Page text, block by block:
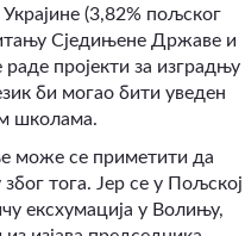
(3,82% пољског
Сједињене Државе и
пројекти за изградњу
би могао бити уведен
школама.
може се приметити да
тога. Јер се у Пољској
ексхумација у Волињу,